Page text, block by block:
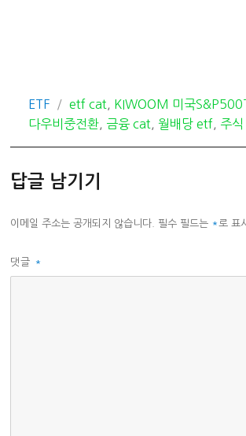
카
테
ETF
태
그
etf cat, KIWOOM 미국
다우비중전환, 금융 cat, 월배당 etf, 주
답글 남기기
이메일 주소는 공개되지 않습니다. 필수 필드는 *로 표
댓글 *